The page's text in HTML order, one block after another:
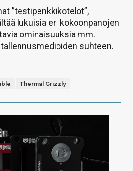
”testipenkkikotelot”,
lukuisia eri kokoonpanojen
ominaisuuksia mm.
suhteen.
Thermal Grizzly